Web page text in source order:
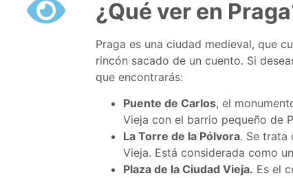
¿Qué ver en
Praga es una ciudad medieval, que
rincón sacado de un cuento. Si
que encontrarás:
Puente de Carlos, el
Vieja con el barrio pequeño de
La Torre de la Pólvora. Se trata
Vieja. Está considerada como
Plaza de la Ciudad Vieja. Es el